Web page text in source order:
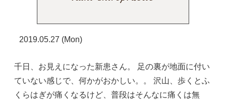
2019.05.27 (Mon)
千日、お見えになった新患さん。 足の裏が地面に付い
ていない感じで、何かがおかしい。。 沢山、歩くとふ
くらはぎが痛くなるけど、普段はそんなに痛くは無